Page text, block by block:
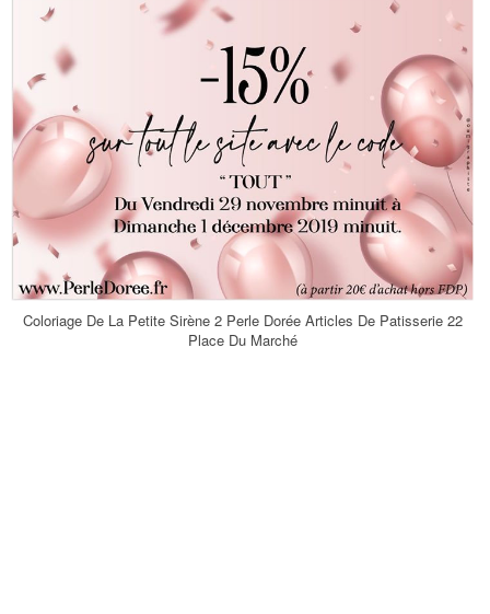
Coloriage De La Petite Sirène 2 Perle Dorée Articles De Patisserie 22
Place Du Marché